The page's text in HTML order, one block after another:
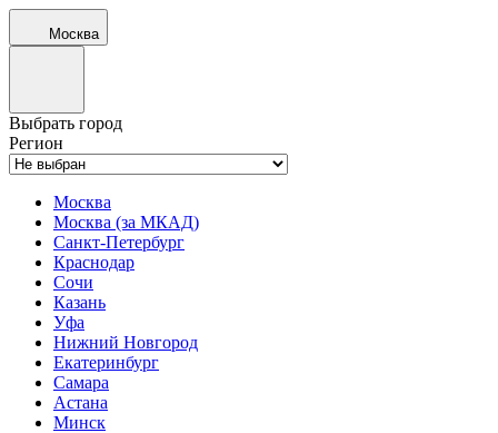
Москва
Выбрать город
Регион
Москва
Москва (за МКАД)
Санкт-Петербург
Краснодар
Сочи
Казань
Уфа
Нижний Новгород
Екатеринбург
Самара
Астана
Минск